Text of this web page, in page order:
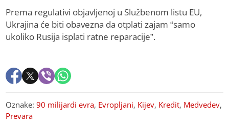
Prema regulativi objavljenoj u Službenom listu EU,
Ukrajina će biti obavezna da otplati zajam “samo
ukoliko Rusija isplati ratne reparacije”.
Oznake:90 milijardi evra, Evropljani, Kijev, Kredit, Medvedev,
Prevara